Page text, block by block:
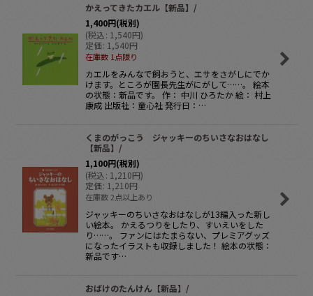
かえってきたカエル【新品】/
1,400円(税別)
(税込: 1,540円)
定価: 1,540円
在庫数 1点限り
カエルをみんなで飼おうと、エサをさがしにでか
けます。ところが園長先生がにがして……。 絵本
の状態：新品です。 作： 中川 ひろたか 絵： 村上
康成 出版社：童心社 発行日：…
くまのがっこう ジャッキーのちいさなおはなし
【新品】/
1,100円(税別)
(税込: 1,210円)
定価: 1,210円
在庫数 2点以上あり
ジャッキーのちいさなおはなしが13編入った新し
い絵本。 かえるつりをしたり、すいえいをした
り……。 ファンにはたまらない、プレミアグッズ
になったイラストも収録しました！ 絵本の状態：
新品です…
おばけのたんけん【新品】/